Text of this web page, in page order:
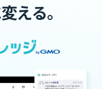
える。